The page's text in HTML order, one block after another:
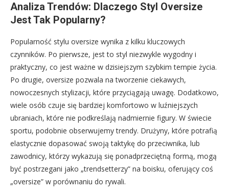
Analiza Trendów: Dlaczego Styl Oversize
Jest Tak Popularny?
Popularność stylu oversize wynika z kilku kluczowych
czynników. Po pierwsze, jest to styl niezwykle wygodny i
praktyczny, co jest ważne w dzisiejszym szybkim tempie życia.
Po drugie, oversize pozwala na tworzenie ciekawych,
nowoczesnych stylizacji, które przyciągają uwagę. Dodatkowo,
wiele osób czuje się bardziej komfortowo w luźniejszych
ubraniach, które nie podkreślają nadmiernie figury. W świecie
sportu, podobnie obserwujemy trendy. Drużyny, które potrafią
elastycznie dopasować swoją taktykę do przeciwnika, lub
zawodnicy, którzy wykazują się ponadprzeciętną formą, mogą
być postrzegani jako „trendsetterzy” na boisku, oferujący coś
„oversize” w porównaniu do rywali.